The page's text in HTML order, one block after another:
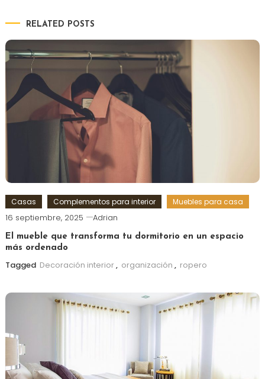
RELATED POSTS
Casas Complementos para interior Muebles para casa
16 septiembre, 2025 Adrian
El mueble que transforma tu dormitorio en un espacio
más ordenado
Tagged Decoración interior, organización , ropero